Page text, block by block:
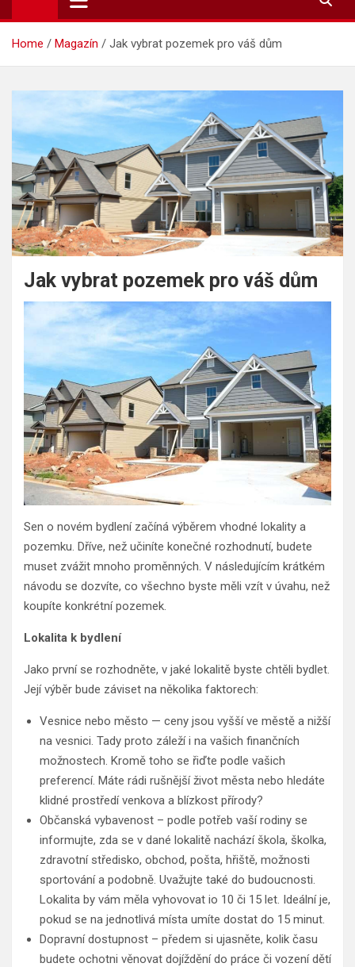
Home Magazín Jak vybrat pozemek pro váš dům
Jak vybrat pozemek pro váš dům
Sen o novém bydlení začíná výběrem vhodné lokality a
pozemku. Dříve, než učiníte konečné rozhodnutí, budete
muset zvážit mnoho proměnných. V následujícím krátkém
návodu se dozvíte, co všechno byste měli vzít v úvahu, než
koupíte konkrétní pozemek.
Lokalita k bydlení
Jako první se rozhodněte, v jaké lokalitě byste chtěli bydlet.
Její výběr bude záviset na několika faktorech:
Vesnice nebo město — ceny jsou vyšší ve městě a nižší
na vesnici. Tady proto záleží i na vašich finančních
možnostech. Kromě toho se řiďte podle vašich
preferencí. Máte rádi rušnější život města nebo hledáte
klidné prostředí venkova a blízkost přírody?
Občanská vybavenost – podle potřeb vaší rodiny se
informujte, zda se v dané lokalitě nachází škola, školka,
zdravotní středisko, obchod, pošta, hřiště, možnosti
sportování a podobně. Uvažujte také do budoucnosti.
Lokalita by vám měla vyhovovat io 10 či 15 let. Ideální je,
pokud se na jednotlivá místa umíte dostat do 15 minut.
Dopravní dostupnost – předem si ujasněte, kolik času
budete ochotni věnovat dojíždění do práce či vození dětí